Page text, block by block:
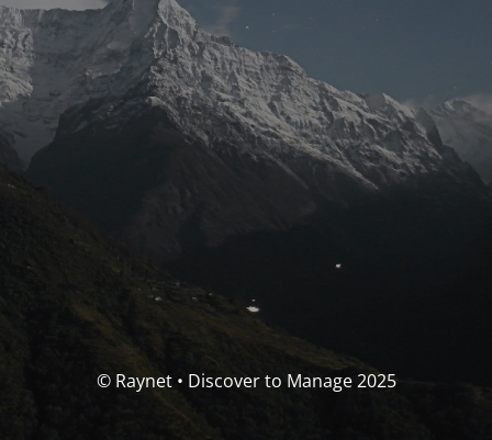
© Raynet • Discover to Manage 2025